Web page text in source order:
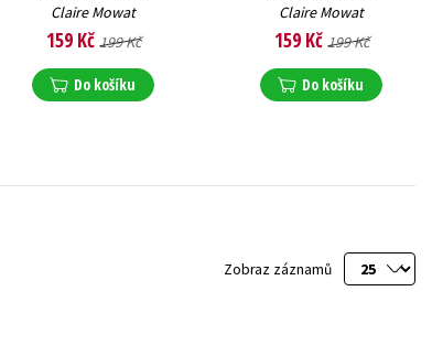
Claire Mowat
159 Kč 199 Kč
Do košíku
Claire Mowat
159 Kč 199 Kč
Do košíku
Zobraz záznamů